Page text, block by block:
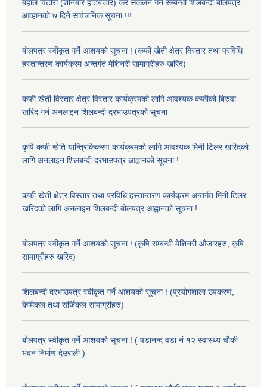
बहाल विटौरी (शनिबारे हाटबजार) कर संकलन गर्ने सम्बन्धी शिलबन्दी बोलपत्र
आव्हानको ७ दिने सार्वजनिक सूचना !!!
बोलपत्र स्वीकृत गर्ने आशयको सूचना ! (कफी खेती क्षेत्र विस्तार तथा प्रविधि
हस्तान्तरण कार्यक्रम अन्तर्गत मेशिनरी सामाग्रीहरु खरिद)
कफी खेती विस्तार क्षेत्र विस्तार कार्यक्रमको लागि आवश्यक कफीको बिरुवा
खरिद गर्न अनलाइन शिलबन्दी दरभाउपत्रको सूचना
कृषि कफी खेति यान्त्रिकिकरण कार्यक्रमको लागि आवश्यक मिनी टिलर खरिदको
लागि अनलाइन शिलबन्दी दरभाउपत्र आह्वानको सूचना !
कफी खेती क्षेत्र विस्तार तथा प्रविधि हस्तान्तरण कार्यक्रम अन्तर्गत मिनी टिलर
खरिदको लागि अनलाइन शिलबन्दी बोलपत्र आह्वानको सूचना !
बोलपत्र स्वीकृत गर्ने आशयको सूचना ! (कृषि सम्बन्धी मेशिनरी औजारहरु, कृषि
सामाग्रीहरु खरिद)
शिलबन्दी दरभाउपत्र स्वीकृत गर्ने आशयको सूचना ! (प्रयोगशाला उपकरण,
केमिकल तथा सर्जिकल सामाग्रीहरु)
बोलपत्र स्वीकृत गर्ने आशयको सूचना ! ( षडानन्द वडा नं १२ स्वास्थ्य चौकी
भवन निर्माण देउराली )